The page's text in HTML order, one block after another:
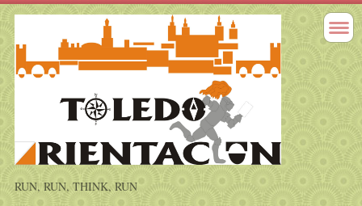
RUN, RUN, THINK, RUN